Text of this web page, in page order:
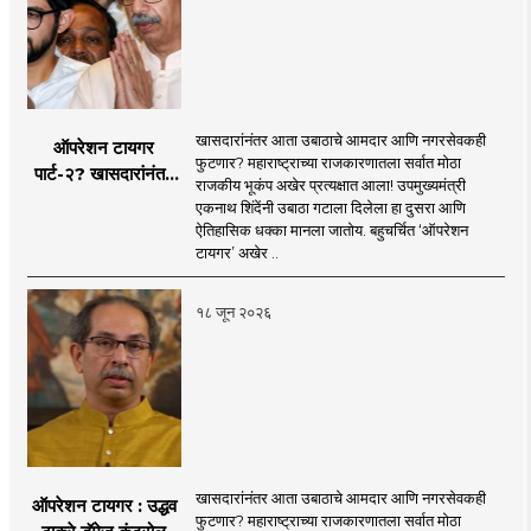
our commitment to the thoughts of the
nation and the national interest...
'smart' era, information is available in
abundance in the Internet-enabled
information explosion. However, there is a
need for complementary knowledge to
determine a modern role and approach
that is compatible with culture,
motionlessness and tradition.
Telegram, MahaMTB WhatsApp Group etc.
through social media and advanced avatar
content. We are coming before you. Role in
the new era, 'smart' journalism with a view,
'smart' multimedia for the new era, and
journalism for a 'smart' Maharashtra will
be the side of the game.
click!mahamtb.com
ऑपरेशन टायगर
पार्ट-२? खासदारांनंतर
खासदारांनंतर आता उबाठाचे आमदार आणि नगरसेवकही
फुटणार? महाराष्ट्राच्या राजकारणातला सर्वात मोठा
राजकीय भूकंप अखेर प्रत्यक्षात आला! उपमुख्यमंत्री
एकनाथ शिंदेंनी उबाठा गटाला दिलेला हा दुसरा आणि
ऐतिहासिक धक्का मानला जातोय. बहुचर्चित ‘ऑपरेशन
टायगर’ अखेर ..
१८ जून २०२६
ऑपरेशन टायगर : उद्धव
खासदारांनंतर आता उबाठाचे आमदार आणि नगरसेवकही
फुटणार? महाराष्ट्राच्या राजकारणातला सर्वात मोठा